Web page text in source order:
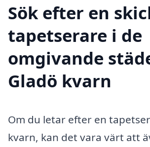
Sök efter en
tapetserare i de
omgivande
Gladö kvarn
Om du letar efter en
kvarn, kan det vara värt att